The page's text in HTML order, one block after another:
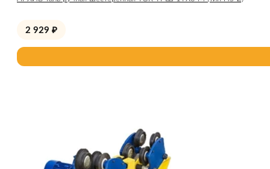
2 929 ₽